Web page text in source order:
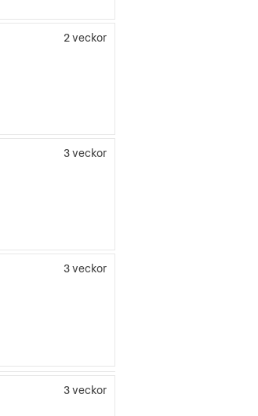
2 veckor
3 veckor
3 veckor
3 veckor